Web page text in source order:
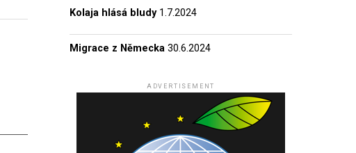
Kolaja hlásá bludy 1.7.2024
Migrace z Německa 30.6.2024
ADVERTISEMENT